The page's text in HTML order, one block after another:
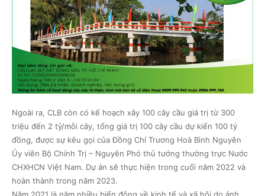
Ngoài ra, CLB còn có kế hoạch xây 100 cây cầu giá trị từ 300
triệu đến 2 tỷ/mỗi cây, tổng giá trị 100 cây cầu dự kiến 100 tỷ
đồng, được sự kêu gọi của Đồng Chí Trương Hoà Bình Nguyên
Ủy viên Bộ Chính Trị – Nguyên Phó thủ tướng thường trực Nước
CHXHCN Việt Nam. Dự án sẽ thực hiện trong cuối năm 2022 và
hoàn thành trong năm 2023.
Năm 2021 là năm nhiều biến động về kinh tế và xã hội do ảnh